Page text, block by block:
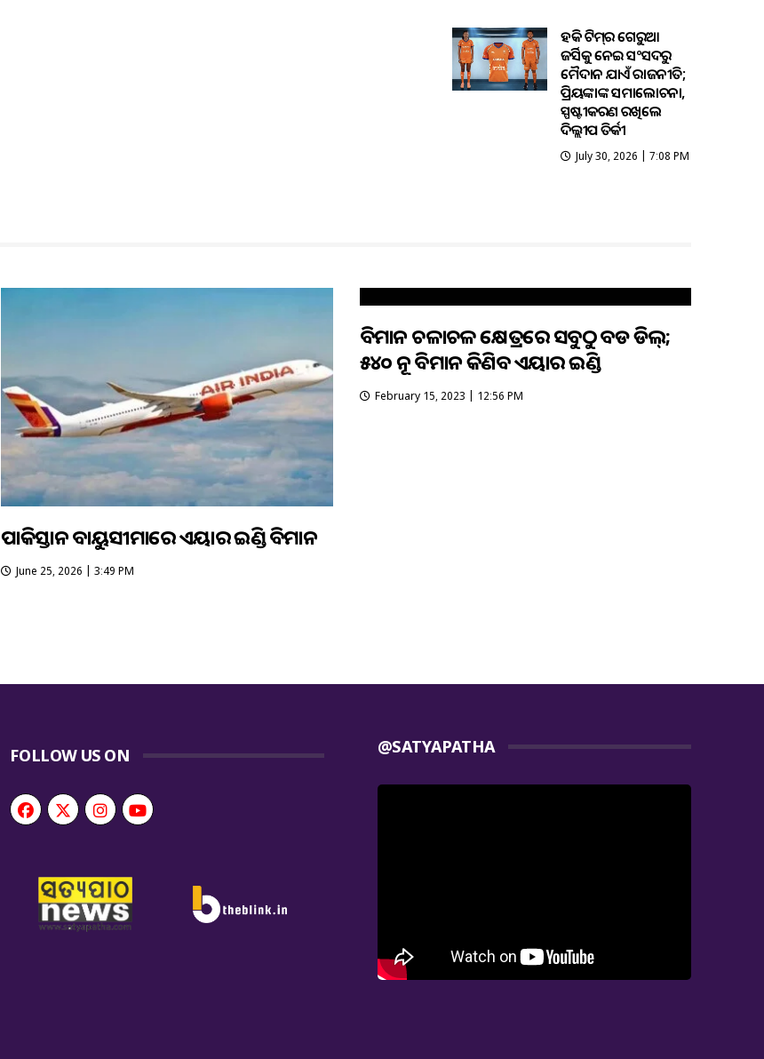
ହକି ଟିମ୍‌ର ଗେରୁଆ
ଜର୍ସିକୁ ନେଇ ସଂସଦରୁ
ମୈଦାନ ଯାଏଁ ରାଜନୀତି;
ପ୍ରିୟଙ୍କାଙ୍କ ସମାଲୋଚନା,
ସ୍ପଷ୍ଟୀକରଣ ରଖିଲେ
ଦିଲ୍ଲୀପ ତିର୍କୀ
July 30, 2026 | 7:08 PM
ପାକିସ୍ତାନ ବାୟୁସୀମାରେ ଏୟାର ଇଣ୍ଡିଆ ବିମାନ
June 25, 2026 | 3:49 PM
ବିମାନ ଚଳାଚଳ କ୍ଷେତ୍ରରେ ସବୁଠୁ ବଡ ଡିଲ୍;
୫୪୦ ନୂଆ ବିମାନ କିଣିବ ଏୟାର ଇଣ୍ଡିଆ
February 15, 2023 | 12:56 PM
FOLLOW US ON @SATYAPATHA